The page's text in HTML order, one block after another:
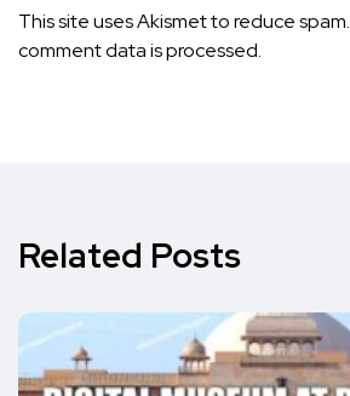
This site uses Akismet to reduce spam.
comment data is processed.
Related Posts